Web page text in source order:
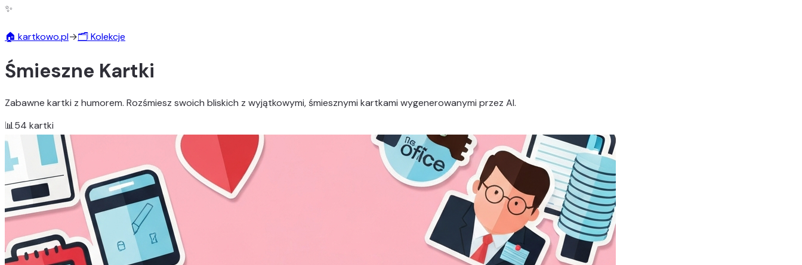
✨
🏠 kartkowo.pl→🗂️ Kolekcje
Śmieszne Kartki
Zabawne kartki z humorem. Rozśmiesz swoich bliskich z wyjątkowymi, śmiesznymi kartkami wygenerowanymi przez AI.
📊54 kartki